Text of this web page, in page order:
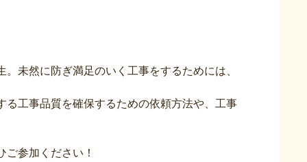
未然に防ぎ満足のいく工事をするためには、
工事品質を確保するための依頼方法や、工事
参加ください！